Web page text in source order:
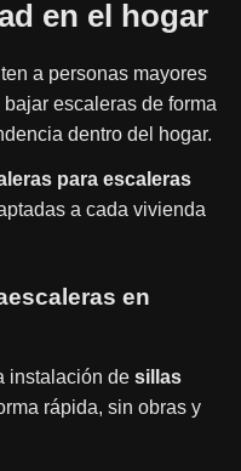
en el hogar
a personas mayores
escaleras de forma
dentro del hogar.
para escaleras
a cada vivienda
en
instalación de sillas
rápida, sin obras y